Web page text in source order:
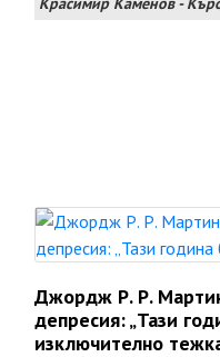
Джордж Р. Р.
депресия: „Тази
изключително